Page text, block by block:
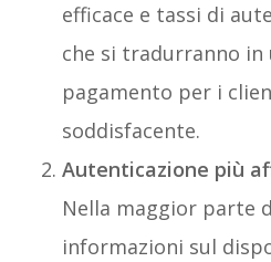
efficace e tassi di
che si tradurranno in
pagamento per i
soddisfacente.
Autenticazione più
Nella maggior parte
informazioni sul